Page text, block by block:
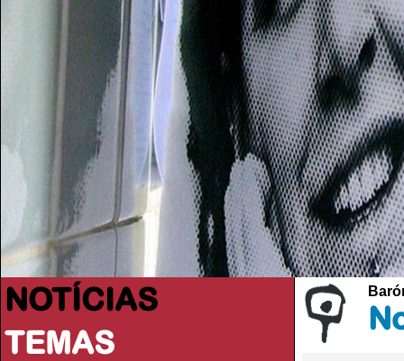
NOTÍCIAS
TEMAS